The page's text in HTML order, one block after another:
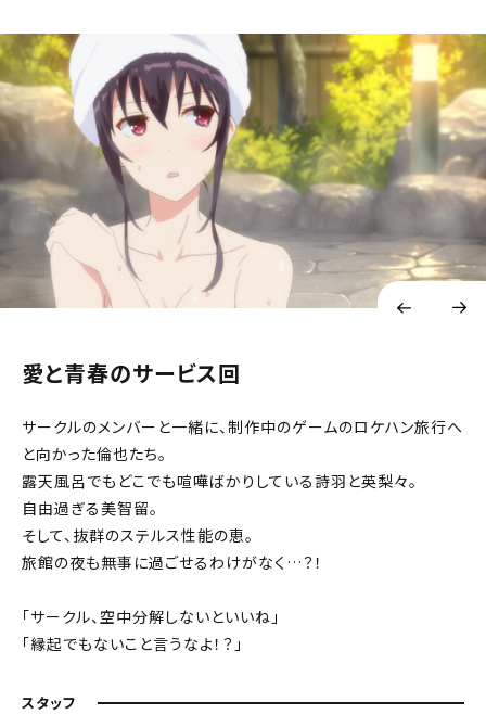
愛と青春のサービス回
サークルのメンバーと一緒に、制作中のゲームのロケハン旅行へ
と向かった倫也たち。
露天風呂でもどこでも喧嘩ばかりしている詩羽と英梨々。
自由過ぎる美智留。
そして、抜群のステルス性能の恵。
旅館の夜も無事に過ごせるわけがなく…？！
「サークル、空中分解しないといいね」
「縁起でもないこと言うなよ！？」
スタッフ